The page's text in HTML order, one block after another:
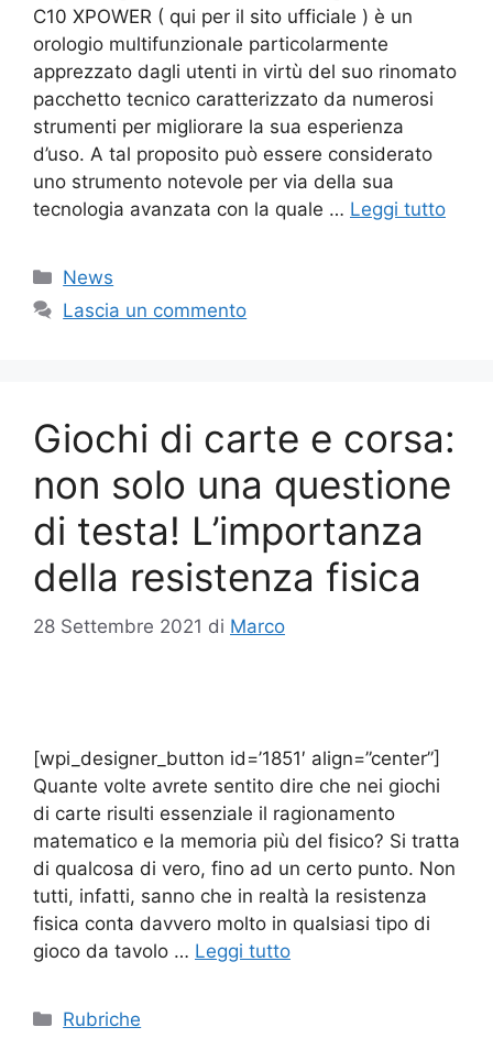
C10 XPOWER ( qui per il sito ufficiale ) è un
orologio multifunzionale particolarmente
apprezzato dagli utenti in virtù del suo rinomato
pacchetto tecnico caratterizzato da numerosi
strumenti per migliorare la sua esperienza
d’uso. A tal proposito può essere considerato
uno strumento notevole per via della sua
tecnologia avanzata con la quale … Leggi tutto
Categorie
News
Lascia un commento
Giochi di carte e corsa:
non solo una questione
di testa! L’importanza
della resistenza fisica
28 Settembre 2021 di Marco
[wpi_designer_button id=’1851′ align=”center”]
Quante volte avrete sentito dire che nei giochi
di carte risulti essenziale il ragionamento
matematico e la memoria più del fisico? Si tratta
di qualcosa di vero, fino ad un certo punto. Non
tutti, infatti, sanno che in realtà la resistenza
fisica conta davvero molto in qualsiasi tipo di
gioco da tavolo … Leggi tutto
Categorie
Rubriche